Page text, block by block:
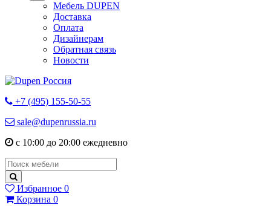
Мебель DUPEN
Доставка
Оплата
Дизайнерам
Обратная связь
Новости
+7 (495) 155-50-55
sale@dupenrussia.ru
с 10:00 до 20:00 ежедневно
Избранное 0
Корзина 0